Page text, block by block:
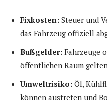
Fixkosten: Steuer und
das Fahrzeug offiziell
Bußgelder: Fahrzeuge
öffentlichen Raum
Umweltrisiko: Öl,
können austreten und